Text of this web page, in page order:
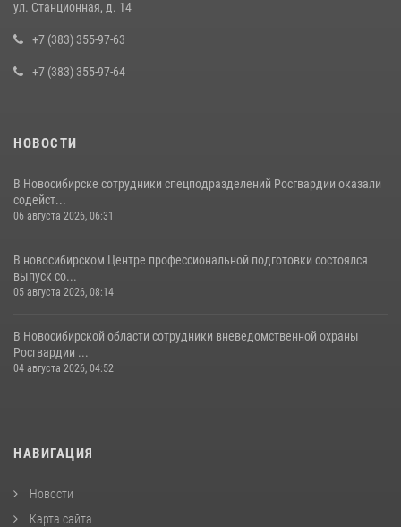
в сфере страхования
29 июля 2026, 05:19
ул. Станционная, д. 14
+7 (383) 355-97-63
+7 (383) 355-97-64
НОВОСТИ
В Новосибирске сотрудники спецподразделений Росгвардии оказали
содейст...
06 августа 2026, 06:31
В новосибирском Центре профессиональной подготовки состоялся
выпуск со...
05 августа 2026, 08:14
В Новосибирской области сотрудники вневедомственной охраны
Росгвардии ...
04 августа 2026, 04:52
НАВИГАЦИЯ
Новости
Карта сайта